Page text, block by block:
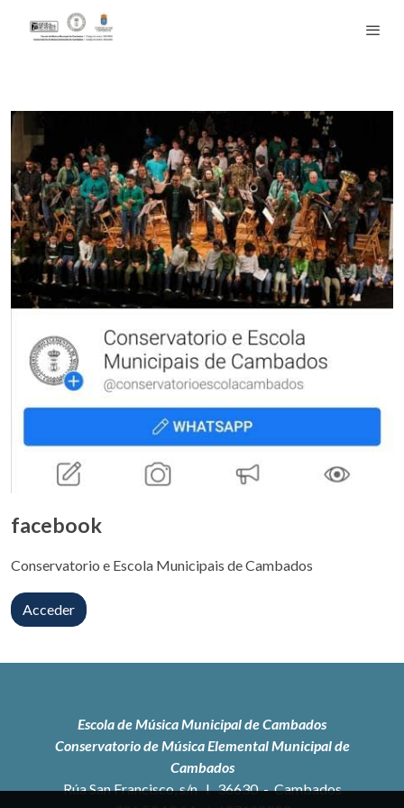
facebook
Conservatorio e Escola Municipais de Cambados
Acceder
Escola de Música Municipal de Cambados
Conservatorio de Música Elemental Municipal de
Cambados
Rúa San Francisco, s/n l 36630 - Cambados